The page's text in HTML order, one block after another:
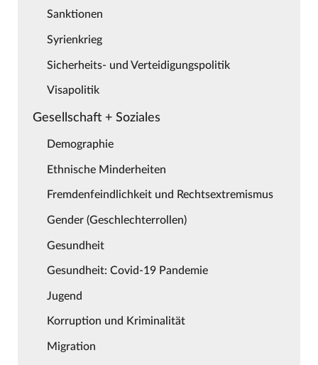
Sanktionen
Syrienkrieg
Sicherheits- und Verteidigungspolitik
Visapolitik
Gesellschaft + Soziales
Demographie
Ethnische Minderheiten
Fremdenfeindlichkeit und Rechtsextremismus
Gender (Geschlechterrollen)
Gesundheit
Gesundheit: Covid-19 Pandemie
Jugend
Korruption und Kriminalität
Migration